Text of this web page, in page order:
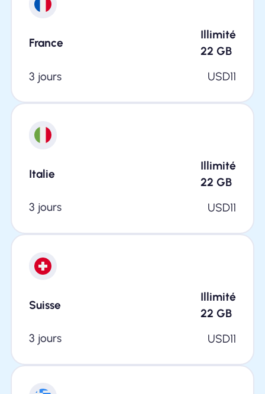
France
Illimité
22 GB
3 jours
USD11
Italie
Illimité
22 GB
3 jours
USD11
Suisse
Illimité
22 GB
3 jours
USD11